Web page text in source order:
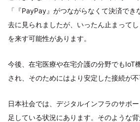
「『PayPay』がつながらなくて決済でき
去に見られましたが、いったん止まって
を来す可能性があります。
今後、在宅医療や在宅介護の分野でもIoT
され、そのためにはより安定した接続が不
日本社会では、デジタルインフラのサポ
足している状況にあります。そのような